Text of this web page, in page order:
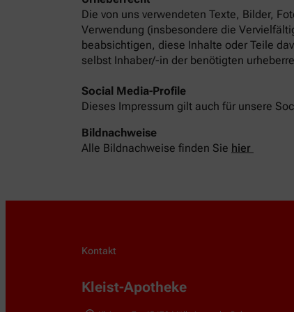
Die von uns verwendeten Texte, Bilder,
Verwendung (insbesondere die
beabsichtigen, diese Inhalte oder Teile
selbst Inhaber/-in der benötigten
Social Media-Profile
Dieses Impressum gilt auch für unsere
Bildnachweise
Alle Bildnachweise finden Sie hier
Kontakt
Kleist-Apotheke